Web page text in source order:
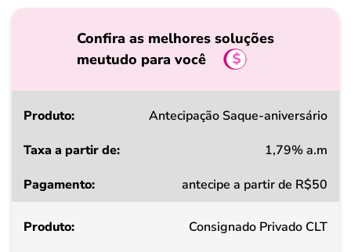
Confira as melhores soluções
meutudo para você
Produto
a
de
Antecipação Saque-aniversário
1,79% a.m
antecipe a partir de R$50
Consignado Privado CLT